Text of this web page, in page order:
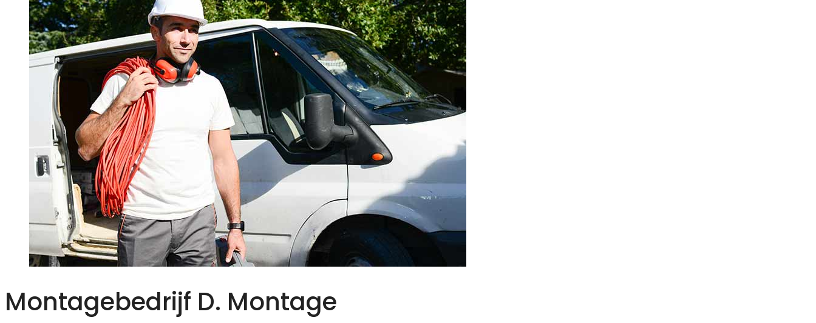
Montagebedrijf D. Montage